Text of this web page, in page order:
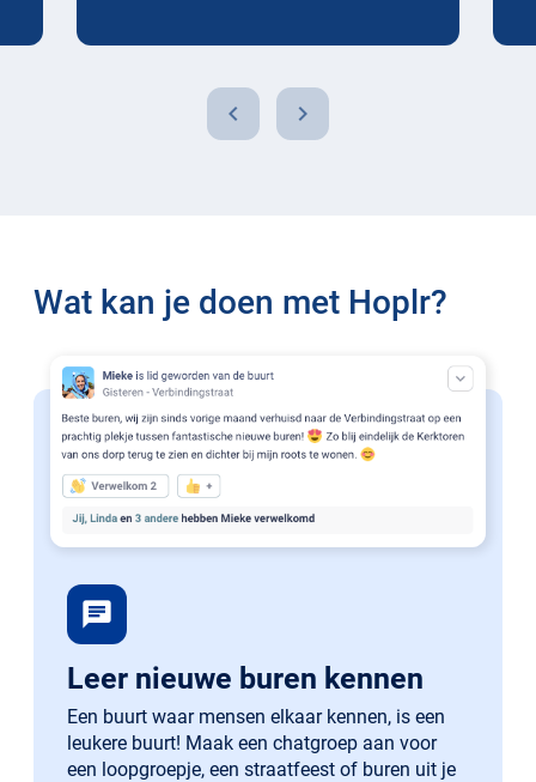
chevron_left chevron_right
Wat kan je doen met Hoplr?
chat
Leer nieuwe buren kennen
Een buurt waar mensen elkaar kennen, is een
leukere buurt! Maak een chatgroep aan voor
een loopgroepje, een straatfeest of buren uit je